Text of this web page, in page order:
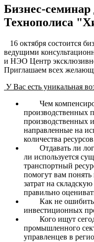
Бизнес-семинар
Технополиса
16 октября состоится
ведущими
и НЭО Центр
Приглашаем всех
У Вас есть уникальная
Чем
производственных
производственных
направленные на
количества
Отдавать ли
ли используется
транспортный
помогут вам
затрат на
правильно
Как не
инвестиционных
Кого ищут
промышленного
управленцев в